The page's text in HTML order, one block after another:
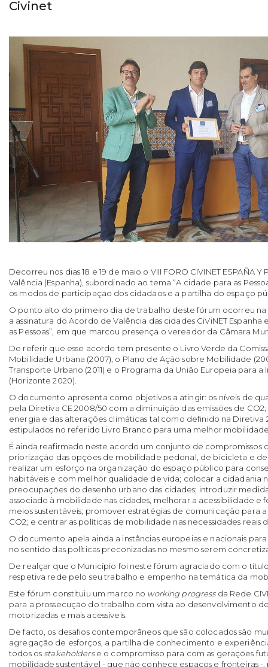
Civinet
Decorreu nos dias 18 e 19 de maio o VIII FORO CIVINET ESPAÑA
Valência (Espanha), subordinado ao tema “A cidade para as
os modos de participação dos cidadãos e a partilha do espaço
O ponto alto do primeiro dia de trabalho deste fórum ocorreu na
a assinatura do Acordo de Valência das cidades CiViNET Espanha
as Pessoas”, em que marcou presença o vereador da Câmara
De referir que esse acordo tem presente o Livro Verde da
Mobilidade Urbana (2007), o Plano de Ação sobre Mobilidade
Transporte Urbano (2011) e o Programa da União Europeia para
(Horizonte 2020).
O documento apresenta como objetivos a atingir: os níveis de
pela Diretiva CE 2008/50 com a diminuição das emissões de
energia e das alterações climáticas tal como definido na Diretiva
estipulados no referido Livro Branco para uma melhor
É ainda reafirmado neste acordo um conjunto de compromissos
priorização das opções de mobilidade pedonal, de bicicleta e
realizar um esforço na organização do espaço público para
habitáveis e com melhor qualidade de vida; colocar a cidadania
preocupações do desenho urbano das cidades; introduzir
associado à mobilidade nas cidades, melhorar a acessibilidade e
meios sustentáveis; promover estratégias de comunicação para
CO2; e centrar as políticas de mobilidade nas necessidades reais
O documento apela ainda a instâncias europeias e nacionais
no sentido das políticas preconizadas no mesmo serem
De realçar que o Município foi neste fórum agraciado com o
respetiva rede pelo seu trabalho e empenho na temática da
Este fórum constituiu um marco no working progressda Rede
para a prossecução do trabalho com vista ao desenvolvimento
motorizadas e mais acessíveis.
De facto, os desafios contemporâneos que são colocados são
agregação de esforços, a partilha de conhecimento e
todos os stakeholderse o compromisso para com as gerações
mobilidade sustentável - que não conhece espaços e fronteiras -